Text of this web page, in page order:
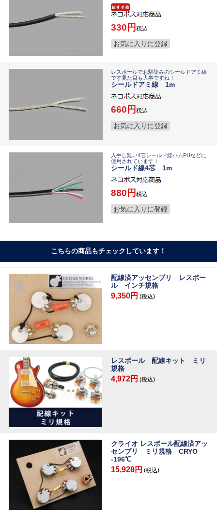
330 税込
お気に入りに登録
レスポールでお馴染みのシールドアミ線
です見た目も大事ですね！
シールドアミ線 1m
660 税込
お気に入りに登録
入手し難い4芯シールド線ハムPUなどに
使用されています！
シールド線4芯 1m
880 税込
お気に入りに登録
こちらの商品もチェックしています！
配線済アッセンブリ レスポー
ル インチ規格
9,350円 (税込)
レスポール 配線キット ミリ
規格
4,972円 (税込)
クライオ レスポール配線済アッ
センブリ ミリ規格 CRYO
-196℃
15,928円 (税込)